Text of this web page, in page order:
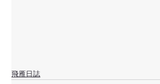
飛雁日誌